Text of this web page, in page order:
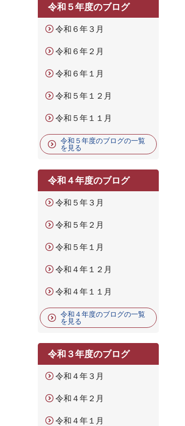
令和５年度のブログ
令和６年３月
令和６年２月
令和６年１月
令和５年１２月
令和５年１１月
令和５年度のブログの一覧
を見る
令和４年度のブログ
令和５年３月
令和５年２月
令和５年１月
令和４年１２月
令和４年１１月
令和４年度のブログの一覧
を見る
令和３年度のブログ
令和４年３月
令和４年２月
令和４年１月